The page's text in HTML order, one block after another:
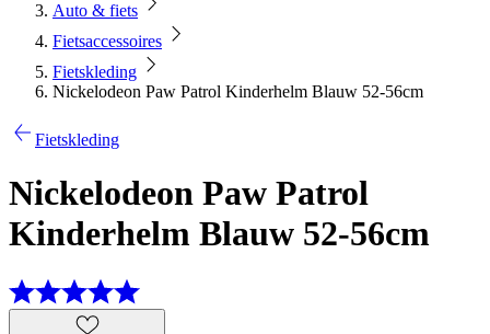
Auto & fiets
Fietsaccessoires
Fietskleding
Nickelodeon Paw Patrol Kinderhelm Blauw 52-56cm
Fietskleding
Nickelodeon Paw Patrol
Kinderhelm Blauw 52-56cm